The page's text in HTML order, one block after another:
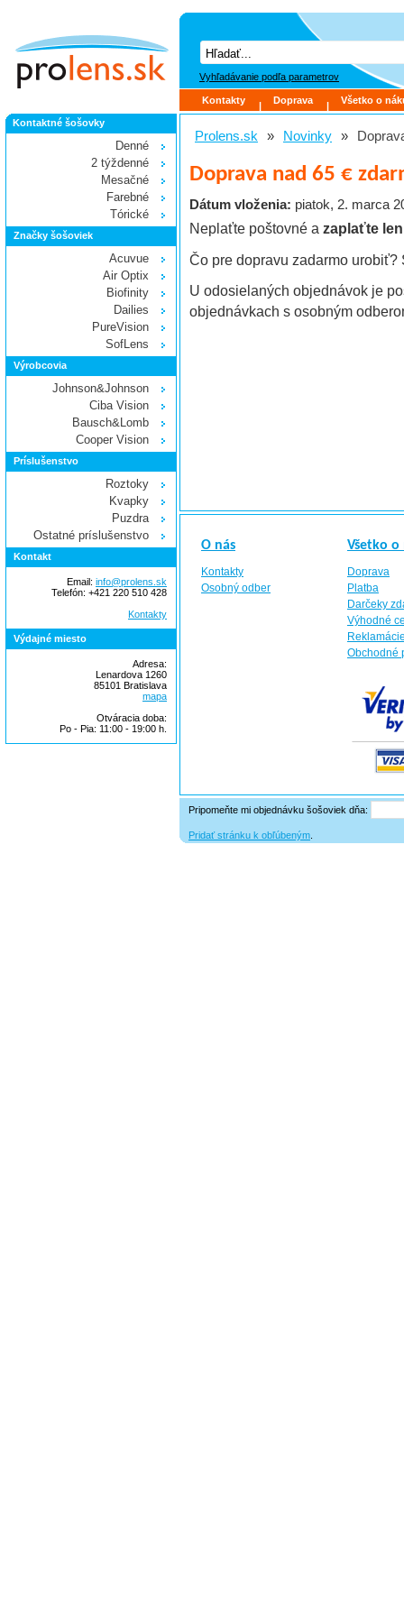
Vyhľadávanie podľa parametrov
Kontakty | Doprava | Všetko o
Prolens.sk » Novinky »
Doprava nad 65 €
Dátum vloženia: piatok, 2. marca
Neplaťte poštovné a zaplaťte
Čo pre dopravu zadarmo urobiť?
U odosielaných objednávok je
objednávkach s osobným
Kontaktné šošovky
Denné
2 týždenné
Mesačné
Farebné
Tórické
Značky šošoviek
Acuvue
Air Optix
Biofinity
Dailies
PureVision
SofLens
Výrobcovia
Johnson&Johnson
Ciba Vision
Bausch&Lomb
Cooper Vision
Príslušenstvo
Roztoky
Kvapky
Puzdra
Ostatné príslušenstvo
Kontakt
Email: info@prolens.sk
Telefón: +421 220 510 428
Kontakty
Výdajné miesto
Adresa:
Lenardova 1260
85101 Bratislava
mapa
Otváracia doba:
Po - Pia: 11:00 - 19:00 h.
O nás Všetko o
Kontakty
Doprava
Osobný odber
Platba
Darčeky
Výhodné
Obchodné
Pripomeňte mi objednávku šošoviek dňa:
Pridať stránku k obľúbeným